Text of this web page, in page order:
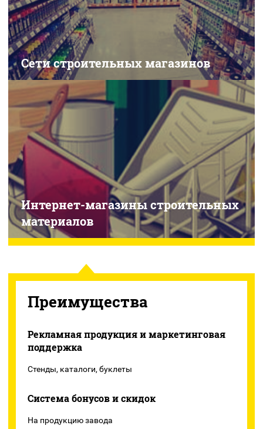
Сети строительных магазинов
Интернет-магазины строительных
материалов
Преимущества
Рекламная продукция и маркетинговая
поддержка
Стенды, каталоги, буклеты
Система бонусов и скидок
На продукцию завода